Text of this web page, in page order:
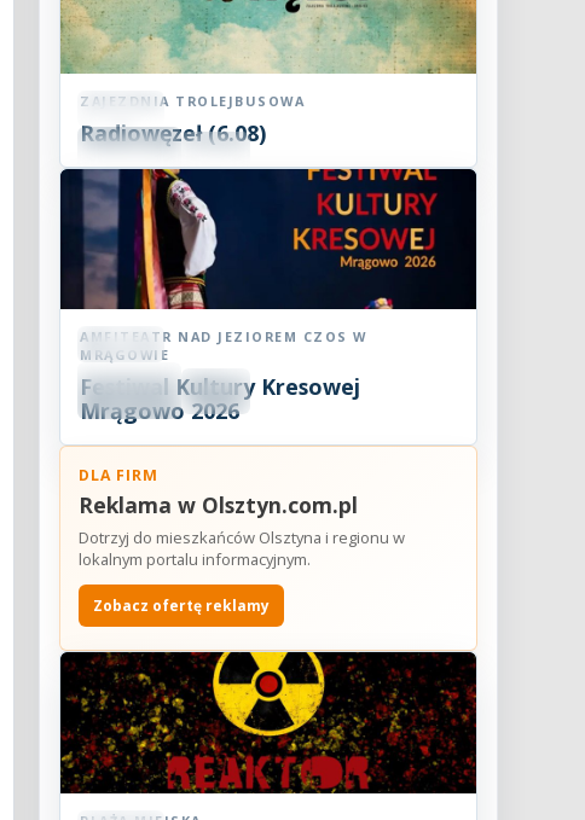
Koncert
06 SIE
2026
ZAJEZDNIA TROLEJBUSOWA
Radiowęzeł (6.08)
06 SIE 18:30
AMFITEATR NAD JEZIOREM CZOS W
MRĄGOWIE
Festiwal Kultury Kresowej
Mrągowo 2026
DLA FIRM
Reklama w Olsztyn.com.pl
Dotrzyj do mieszkańców Olsztyna i regionu w
lokalnym portalu informacyjnym.
Zobacz ofertę reklamy